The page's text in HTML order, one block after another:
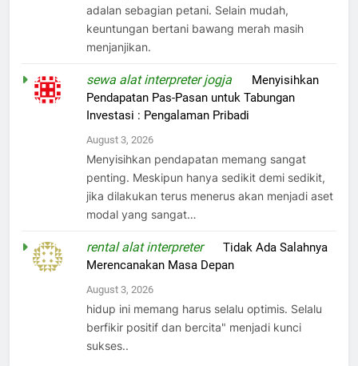
adalan sebagian petani. Selain mudah,
keuntungan bertani bawang merah masih
menjanjikan.
sewa alat interpreter jogja
Menyisihkan
Pendapatan Pas-Pasan untuk Tabungan
Investasi : Pengalaman Pribadi
August 3, 2026
Menyisihkan pendapatan memang sangat
penting. Meskipun hanya sedikit demi sedikit,
jika dilakukan terus menerus akan menjadi aset
modal yang sangat…
rental alat interpreteronTidak Ada Salahnya
Merencanakan Masa Depan
August 3, 2026
hidup ini memang harus selalu optimis. Selalu
berfikir positif dan bercita" menjadi kunci
sukses..